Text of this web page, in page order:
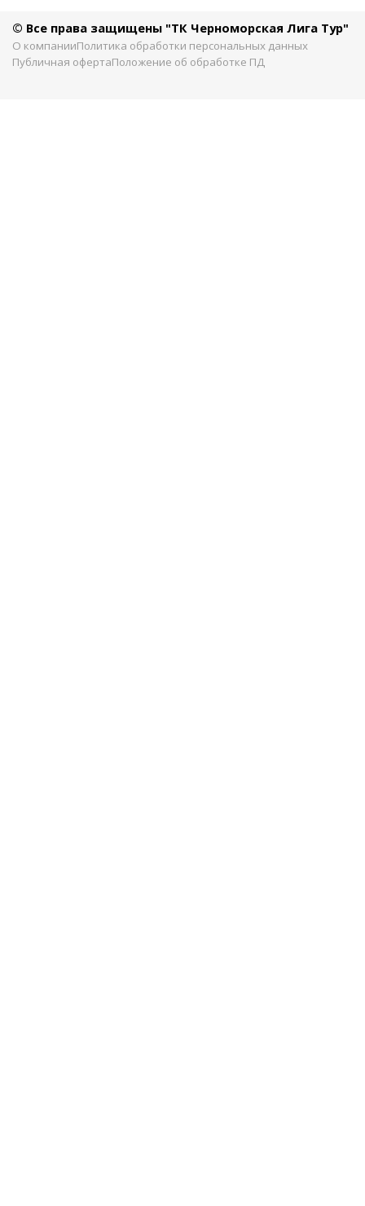
© Все права защищены "ТК Черноморская Лига Тур"
О компанииПолитика обработки персональных данных
Публичная офертаПоложение об обработке ПД